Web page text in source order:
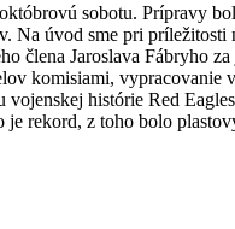
sobotu. Prípravy
Na úvod sme pri
člena Jaroslava Fábryho
komisiami,
histórie Red
rekord, z toho bolo